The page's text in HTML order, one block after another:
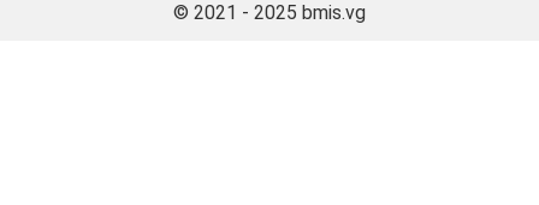
© 2021 - 2025 bmis.vg